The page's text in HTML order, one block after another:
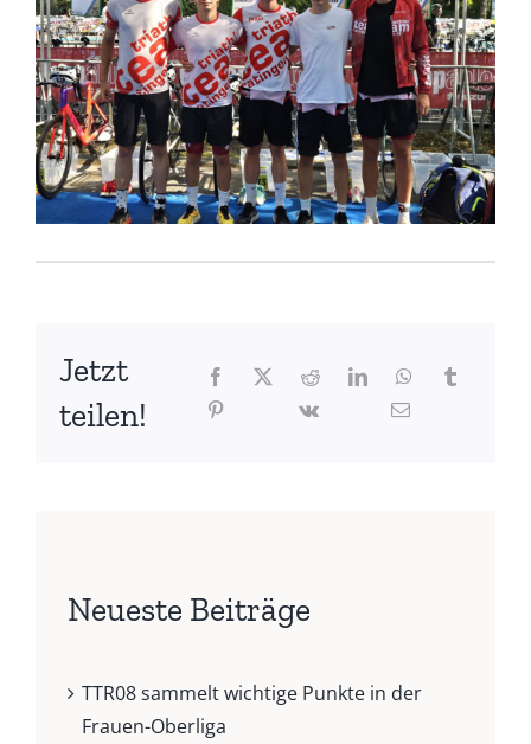
Jetzt
teilen!
Neueste Beiträge
TTR08 sammelt wichtige Punkte in der
Frauen-Oberliga